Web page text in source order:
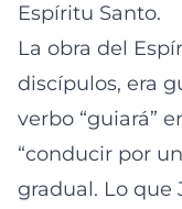
Espíritu Santo.
La obra del
discípulos, era
verbo “guiará”
“conducir por
gradual. Lo que